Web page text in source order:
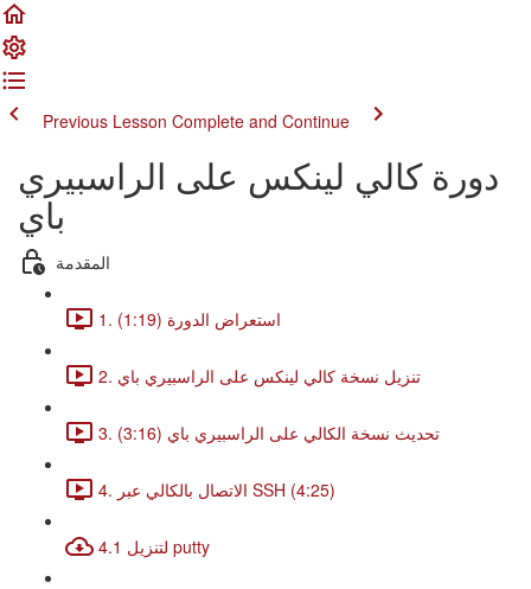
Previous Lesson Complete and Continue
دورة كالي لينكس على الراسبيري
باي
المقدمة
1. استعراض الدورة (1:19)
2. تنزيل نسخة كالي لينكس على الراسبيري باي
3. تحديث نسخة الكالي على الراسبيري باي (3:16)
4. الاتصال بالكالي عبر SSH (4:25)
4.1 لتنزيل putty